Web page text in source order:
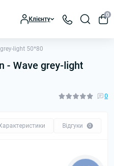
Клієнту
0
light 50*80
- Wave grey-light
0
Відгуки 0